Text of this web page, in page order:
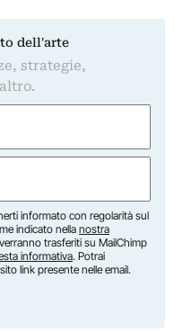
dell'arte
strategie,
informato con regolarità sul
indicato nella nostra
trasferiti su MailChimp
informativa. Potrai
link presente nelle email.